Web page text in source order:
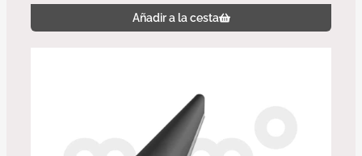
Añadir a la cesta